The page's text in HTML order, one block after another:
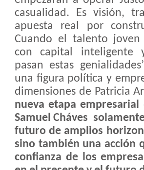
casualidad. Es visión,
apuesta real por
Cuando el talento joven
con capital inteligente
pasan estas
una figura política y
dimensiones de Patricia
nueva etapa empresarial
Samuel Cháves
futuro de amplios
sino también una acción
confianza de los